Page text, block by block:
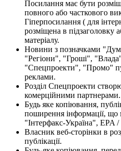
Посилання має бути
повного або часткового
Гіперпосилання ( для
розміщена в підзаголовку
матеріалу.
Новини з позначками
"Регіони", "Гроші",
"Спецпроекти", "Промо"
реклами.
Розділ Спецпроекти
комерційними партнерами.
Будь яке копіювання,
поширення інформації, що
"Інтерфакс-Україна", EPA
Власник веб-сторінки в
публікації.